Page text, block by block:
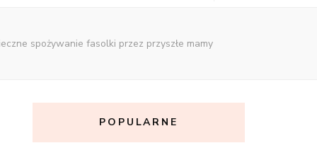
spożywanie fasolki przez przyszłe mamy
POPULARNE